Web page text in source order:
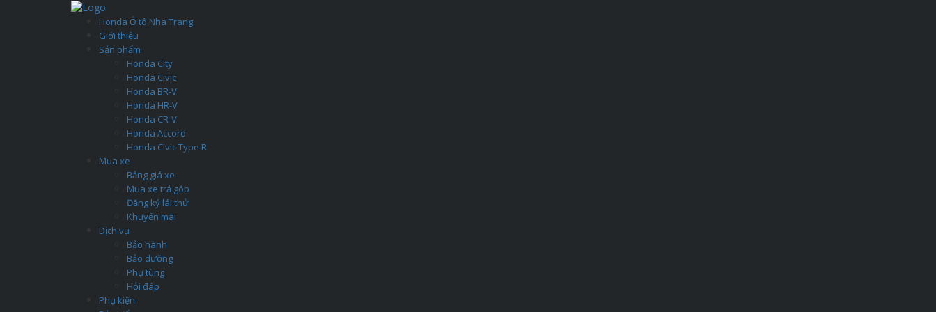
Honda Ô tô Nha Trang
Giới thiệu
Sản phẩm
Honda City
Honda Civic
Honda BR-V
Honda HR-V
Honda CR-V
Honda Accord
Honda Civic Type R
Mua xe
Bảng giá xe
Mua xe trả góp
Đăng ký lái thử
Khuyến mãi
Dịch vụ
Bảo hành
Bảo dưỡng
Phụ tùng
Hỏi đáp
Phụ kiện